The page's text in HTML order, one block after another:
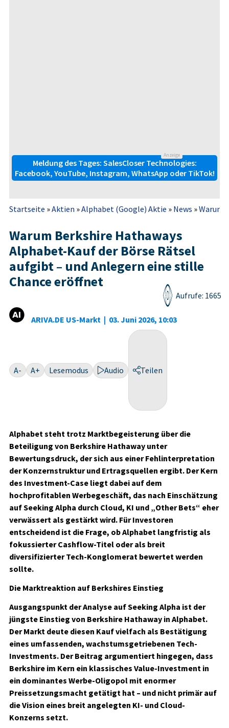
Anzeige
Meldung des Tages: SalesCloser Technologies:
Facebook, YouTube, Instagram, WhatsApp oder TikTok!
Startseite »Aktien »Alphabet (Google) Aktie » News »Warum
Warum Berkshire Hathaways
Alphabet-Kauf der Börse Rätsel
aufgibt – und Anlegern eine stille
Chance eröffnet
ARIVA.DE US-Markt | 03. Juni 2026, 10:03
Aufrufe: 1665
A- A+ Lesemodus Audio Teilen
Alphabet steht trotz Marktbegeisterung über die
Beteiligung von Berkshire Hathaway unter
Bewertungsdruck, der sich aus einer Fehlinterpretation
der Konzernstruktur und Ertragsquellen ergibt. Der Kern
des Investment-Case liegt dabei auf dem
hochprofitablen Werbegeschäft, das nach Einschätzung
auf Seeking Alpha durch Cloud, KI und „Other Bets“ eher
verwässert als gestärkt wird. Für Investoren
entscheidend ist die Frage, ob Alphabet langfristig als
fokussierter Cashflow-Titel oder als breit
diversifizierter Tech-Konglomerat bewertet werden
sollte.
Die Marktreaktion auf Berkshires Einstieg
Ausgangspunkt der Analyse auf Seeking Alpha ist der
jüngste Einstieg von Berkshire Hathaway in Alphabet.
Der Markt deute diesen Kauf vielfach als Bestätigung
eines umfassenden, wachstumsgetriebenen Tech-
Investments. Der Beitrag argumentiert hingegen, dass
Berkshire im Kern ein klassisches Value-Investment in
ein dominantes Werbe-Oligopol mit enormer
Preissetzungsmacht getätigt hat – und nicht primär auf
die Vision eines breit angelegten KI- und Cloud-
Konzerns setzt.